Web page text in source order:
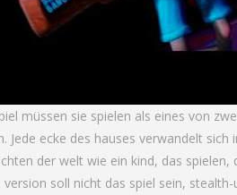
müssen sie spielen als eines von
Jede ecke des hauses verwandelt
der welt wie ein kind, das
version soll nicht das spiel sein,